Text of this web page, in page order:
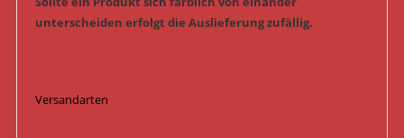
unterscheiden erfolgt die Auslieferung zufällig.
Versandarten